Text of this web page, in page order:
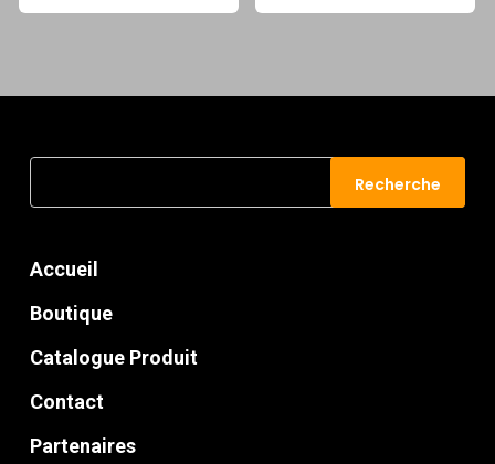
pour :
Recherche
Accueil
Boutique
Catalogue Produit
Contact
Partenaires